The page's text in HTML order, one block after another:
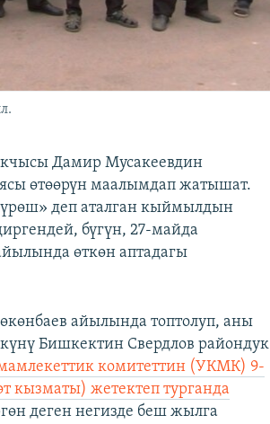
Дамир Мусакеевдин
өтөөрүн маалымдап жатышат.
деп аталган кыймылдын
бүгүн, 27-майда
өткөн аптадагы
айылында топтолуп, аны
Бишкектин Свердлов райондук
комитеттин (УКМК) 9-
кызматы) жетектеп турганда
деген негизде беш жылга